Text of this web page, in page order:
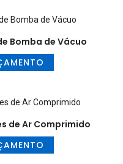
Bomba de Vácuo
de Ar Comprimido